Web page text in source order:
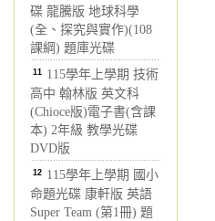
碟 龍騰版 地球科學
(全、探究與實作)(108
課綱) 題庫光碟
11 115學年上學期 技術
高中 翰林版 英文科
(Chioce版)電子書(含課
本) 2年級 教學光碟
DVD版
12 115學年上學期 國小
命題光碟 康軒版 英語
Super Team (第1冊) 題